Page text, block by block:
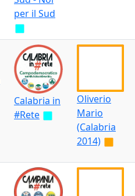
per il Sud
Calabria in
#Rete
Oliverio
Mario
(Calabria
2014)